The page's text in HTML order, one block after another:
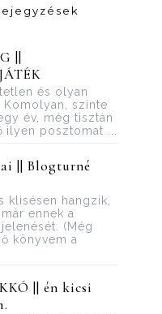
||
és olyan
Komolyan, szinte
év, még tisztán
posztomat ...
|| Blogturné
klisésen hangzik,
ennek a
(Még
könyvem a
|| én kicsi